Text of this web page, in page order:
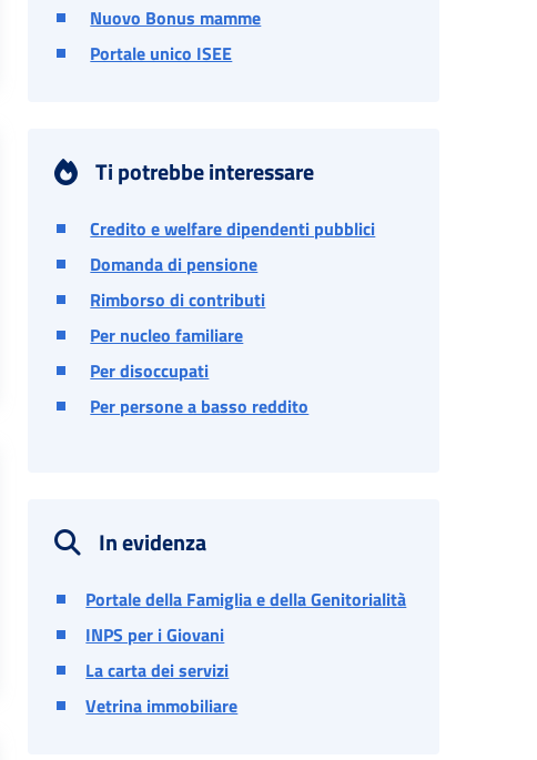
Nuovo Bonus mamme
Portale unico ISEE
Ti potrebbe interessare
Credito e welfare dipendenti pubblici
Domanda di pensione
Rimborso di contributi
Per nucleo familiare
Per disoccupati
Per persone a basso reddito
In evidenza
Portale della Famiglia e della Genitorialità
INPS per i Giovani
La carta dei servizi
Vetrina immobiliare